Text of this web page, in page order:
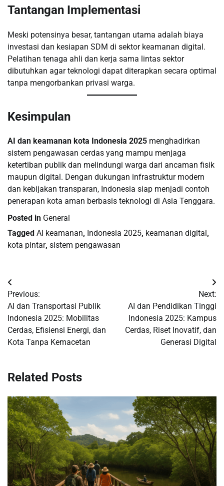
Tantangan Implementasi
Meski potensinya besar, tantangan utama adalah biaya
investasi dan kesiapan SDM di sektor keamanan digital.
Pelatihan tenaga ahli dan kerja sama lintas sektor
dibutuhkan agar teknologi dapat diterapkan secara optimal
tanpa mengorbankan privasi warga.
Kesimpulan
AI dan keamanan kota Indonesia 2025 menghadirkan
sistem pengawasan cerdas yang mampu menjaga
ketertiban publik dan melindungi warga dari ancaman fisik
maupun digital. Dengan dukungan infrastruktur modern
dan kebijakan transparan, Indonesia siap menjadi contoh
penerapan kota aman berbasis teknologi di Asia Tenggara.
Posted in General
Tagged AI keamanan, Indonesia 2025, keamanan digital ,
kota pintar, sistem pengawasan
Post
navigation
Previous:
AI dan Transportasi Publik
Indonesia 2025: Mobilitas
Cerdas, Efisiensi Energi, dan
Kota Tanpa Kemacetan
Next:
AI dan Pendidikan Tinggi
Indonesia 2025: Kampus
Cerdas, Riset Inovatif, dan
Generasi Digital
Related Posts